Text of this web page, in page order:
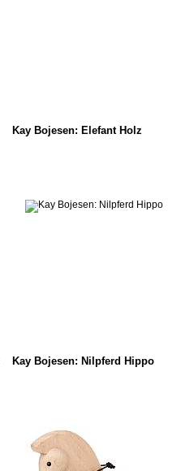
Kay Bojesen: Elefant Holz
Kay Bojesen: Nilpferd Hippo